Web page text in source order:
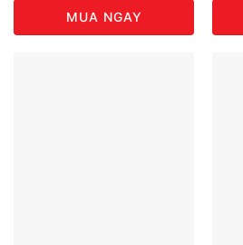
MUA NGAY